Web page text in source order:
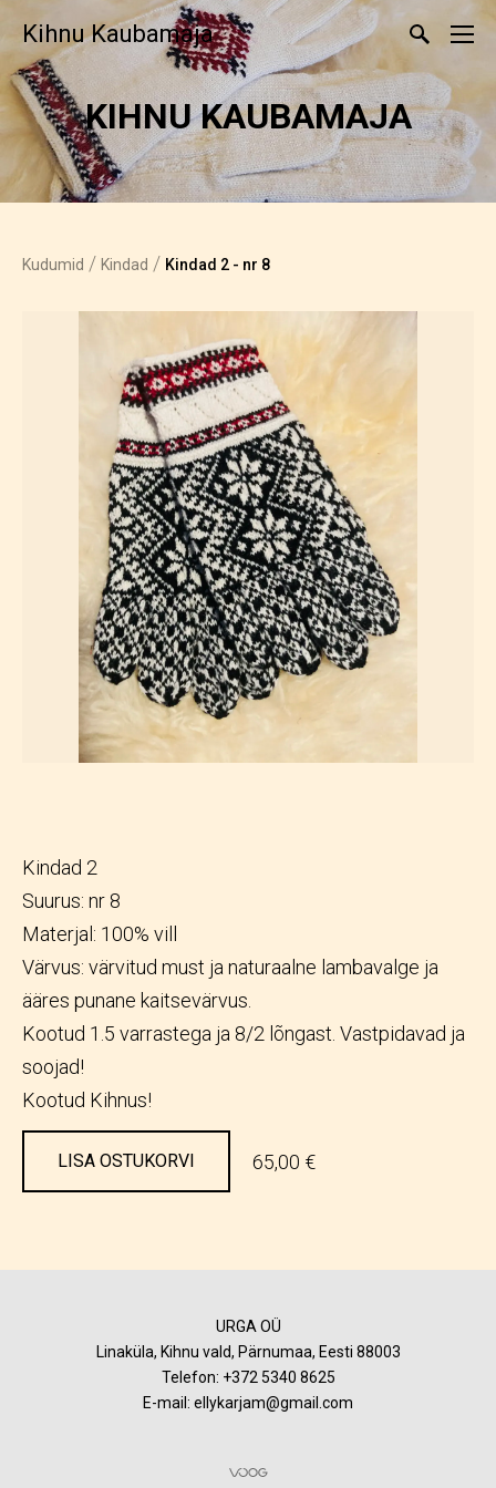
Kihnu Kaubamaja
KIHNU KAUBAMAJA
Kudumid / Kindad / Kindad 2 - nr 8
Kindad 2
Suurus: nr 8
Materjal: 100% vill
Värvus: värvitud must ja naturaalne lambavalge ja
ääres punane kaitsevärvus.
Kootud 1.5 varrastega ja 8/2 lõngast. Vastpidavad ja
soojad!
Kootud Kihnus!
LISA OSTUKORVI 65,00 €
URGA OÜ
Linaküla, Kihnu vald, Pärnumaa, Eesti 88003
Telefon: +372 5340 8625
E-mail: ellykarjam@gmail.com